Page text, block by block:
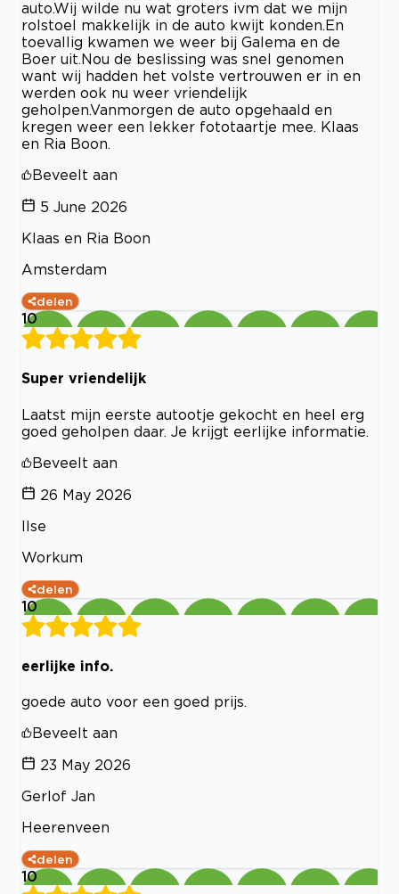
auto.Wij wilde nu wat groters ivm dat we mijn
rolstoel makkelijk in de auto kwijt konden.En
toevallig kwamen we weer bij Galema en de
Boer uit.Nou de beslissing was snel genomen
want wij hadden het volste vertrouwen er in en
werden ook nu weer vriendelijk
geholpen.Vanmorgen de auto opgehaald en
kregen weer een lekker fototaartje mee. Klaas
en Ria Boon.
Beveelt aan
5 June 2026
Klaas en Ria Boon
Amsterdam
delen
10
Super vriendelijk
Laatst mijn eerste autootje gekocht en heel erg
goed geholpen daar. Je krijgt eerlijke informatie.
Beveelt aan
26 May 2026
Ilse
Workum
delen
10
eerlijke info.
goede auto voor een goed prijs.
Beveelt aan
23 May 2026
Gerlof Jan
Heerenveen
delen
10